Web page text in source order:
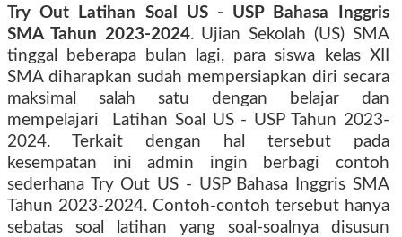
Try Out Latihan Soal US - USP Bahasa Inggris
SMA Tahun 2023-2024. Ujian Sekolah (US) SMA
tinggal beberapa bulan lagi, para siswa kelas XII
SMA diharapkan sudah mempersiapkan diri secara
maksimal salah satu dengan belajar dan
mempelajari Latihan Soal US - USP Tahun 2023-
2024. Terkait dengan hal tersebut pada
kesempatan ini admin ingin berbagi contoh
sederhana Try Out US - USP Bahasa Inggris SMA
Tahun 2023-2024. Contoh-contoh tersebut hanya
sebatas soal latihan yang soal-soalnya disusun